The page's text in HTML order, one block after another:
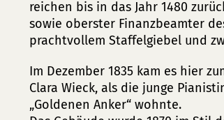
reichen bis in das Jahr 1480
sowie oberster Finanzbeamter
prachtvollem Staffelgiebel und
Im Dezember 1835 kam es hier
Clara Wieck, als die junge
„Goldenen Anker“ wohnte.